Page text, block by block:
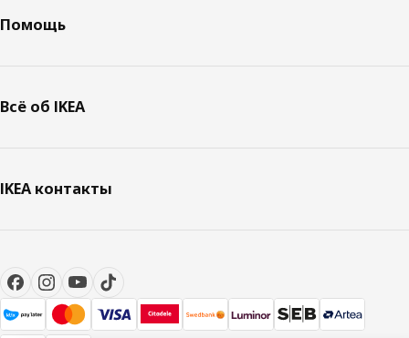
Помощь
Всё об IKEA
IKEA контакты